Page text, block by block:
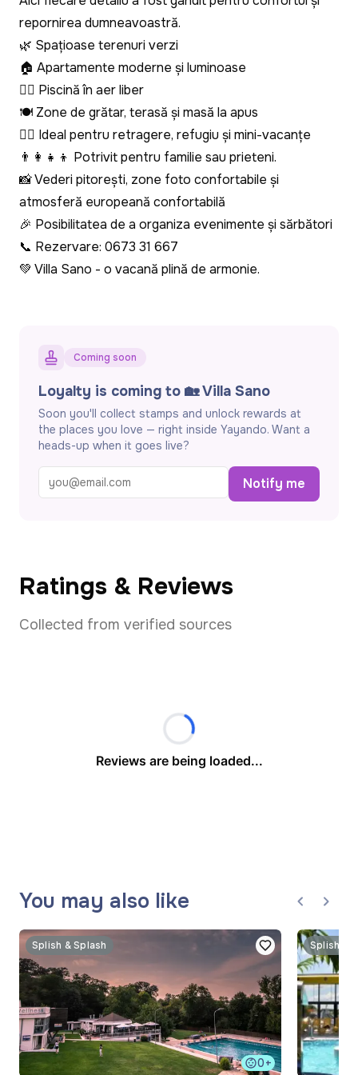
repornirea dumneavoastră.
🌿 Spațioase terenuri verzi
🏠 Apartamente moderne și luminoase
🏊‍♀️ Piscină în aer liber
🍽️ Zone de grătar, terasă și masă la apus
🧘‍♀️ Ideal pentru retragere, refugiu și mini-vacanțe
👨‍👩‍👧‍👦 Potrivit pentru familie sau prieteni.
📸 Vederi pitorești, zone foto confortabile și
atmosferă europeană confortabilă
🎉 Posibilitatea de a organiza evenimente și sărbători
📞 Rezervare: 0673 31 667
💚 Villa Sano - o vacanță plină de armonie.
Coming soon
Loyalty is coming to 🏡 Villa Sano
Soon you'll collect stamps and unlock rewards at
the places you love — right inside Yayando. Want a
heads-up when it goes live?
Notify me
Ratings & Reviews
Collected from verified sources
Reviews are being loaded...
You may also like
Splish & Splash
0+
Splish &